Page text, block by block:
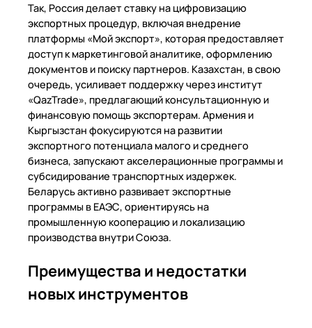
Так, Россия делает ставку на цифровизацию
экспортных процедур, включая внедрение
платформы «Мой экспорт», которая предоставляет
доступ к маркетинговой аналитике, оформлению
документов и поиску партнеров. Казахстан, в свою
очередь, усиливает поддержку через институт
«QazTrade», предлагающий консультационную и
финансовую помощь экспортерам. Армения и
Кыргызстан фокусируются на развитии
экспортного потенциала малого и среднего
бизнеса, запускают акселерационные программы и
субсидирование транспортных издержек.
Беларусь активно развивает экспортные
программы в ЕАЭС, ориентируясь на
промышленную кооперацию и локализацию
производства внутри Союза.
Преимущества и недостатки
новых инструментов